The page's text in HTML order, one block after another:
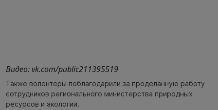
Видео: vk.com/public211395519
Также волонтёры поблагодарили за проделанную работу
сотрудников регионального министерства природных
ресурсов и экологии.